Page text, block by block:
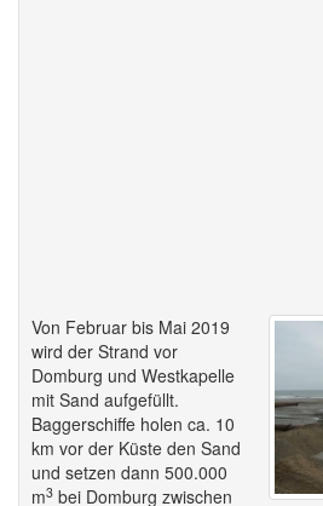
Von Februar bis Mai 2019
wird der Strand vor
Domburg und Westkapelle
mit Sand aufgefüllt.
Baggerschiffe holen ca. 10
km vor der Küste den Sand
und setzen dann 500.000
m3 bei Domburg zwischen